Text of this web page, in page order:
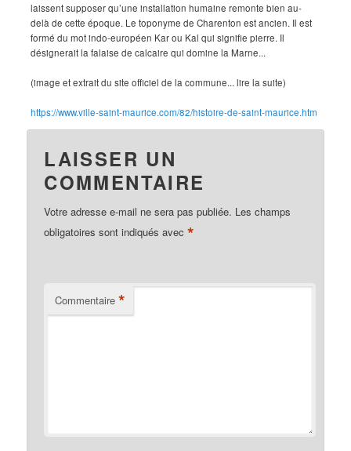
laissent supposer qu’une installation humaine remonte bien au-
delà de cette époque. Le toponyme de Charenton est ancien. Il est
formé du mot indo-européen Kar ou Kal qui signifie pierre. Il
désignerait la falaise de calcaire qui domine la Marne...
(image et extrait du site officiel de la commune... lire la suite)
https://www.ville-saint-maurice.com/82/histoire-de-saint-maurice.htm
LAISSER UN
COMMENTAIRE
Votre adresse e-mail ne sera pas publiée. Les champs
obligatoires sont indiqués avec*
Commentaire *